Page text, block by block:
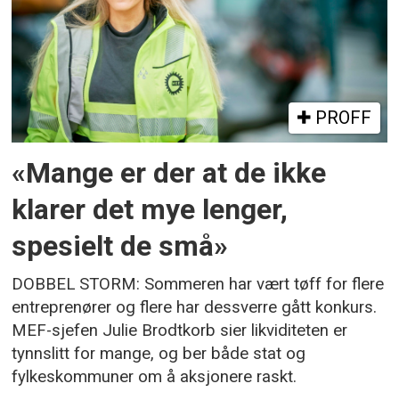
PROFF
«Mange er der at de ikke
klarer det mye lenger,
spesielt de små»
DOBBEL STORM: Sommeren har vært tøff for flere
entreprenører og flere har dessverre gått konkurs.
MEF-sjefen Julie Brodtkorb sier likviditeten er
tynnslitt for mange, og ber både stat og
fylkeskommuner om å aksjonere raskt.